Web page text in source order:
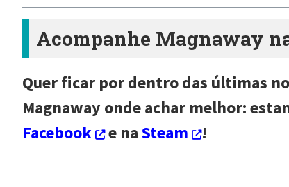
Acompanhe Magnaway
Quer ficar por dentro das últimas
Magnaway onde achar melhor:
Facebook
e naSteam !